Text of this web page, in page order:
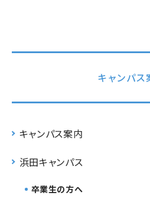
キャンパス
キャンパス案内
浜田キャンパス
卒業生の方へ